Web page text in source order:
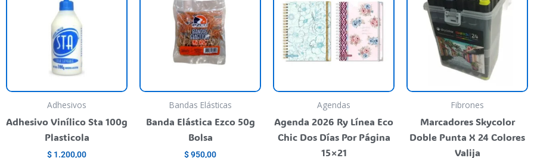
Adhesivos
Adhesivo Vinílico Sta 100g
Plasticola
$ 1.200,00
Bandas Elásticas
Banda Elástica Ezco 50g
Bolsa
$950,00
Agendas
Agenda 2026 Ry Línea Eco
Chic Dos Días Por Página
15×21
may
chosen
Fibrones
Marcadores Skycolor
Doble Punta X 24 Colores
Valija